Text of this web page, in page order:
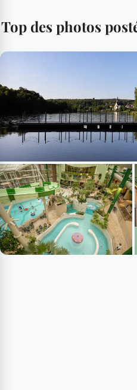
Top des photos